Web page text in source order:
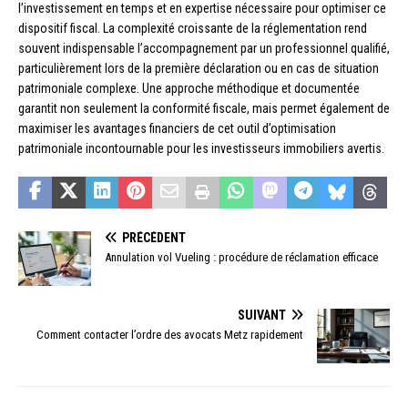
l’investissement en temps et en expertise nécessaire pour optimiser ce
dispositif fiscal. La complexité croissante de la réglementation rend
souvent indispensable l’accompagnement par un professionnel qualifié,
particulièrement lors de la première déclaration ou en cas de situation
patrimoniale complexe. Une approche méthodique et documentée
garantit non seulement la conformité fiscale, mais permet également de
maximiser les avantages financiers de cet outil d’optimisation
patrimoniale incontournable pour les investisseurs immobiliers avertis.
PRÉCÉDENT
Annulation vol Vueling : procédure de réclamation efficace
SUIVANT
Comment contacter l’ordre des avocats Metz rapidement